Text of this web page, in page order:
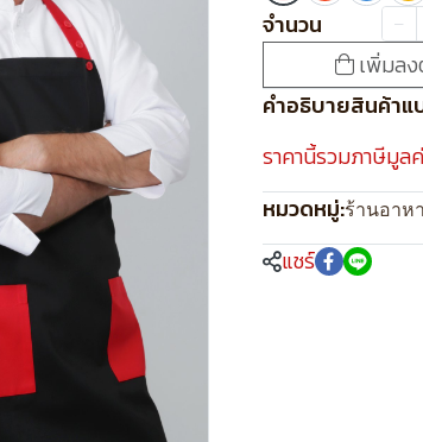
จำนวน
เพิ่มลง
คำอธิบายสินค้า
ราคานี้รวมภาษีมูล
หมวดหมู่:ร้านอาห
แชร์